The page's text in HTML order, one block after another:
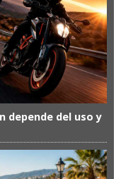
depende del uso y